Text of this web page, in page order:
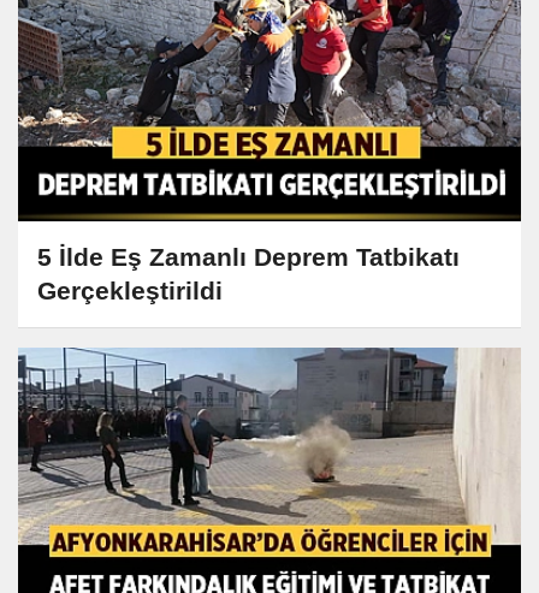
5 İlde Eş Zamanlı Deprem Tatbikatı
Gerçekleştirildi